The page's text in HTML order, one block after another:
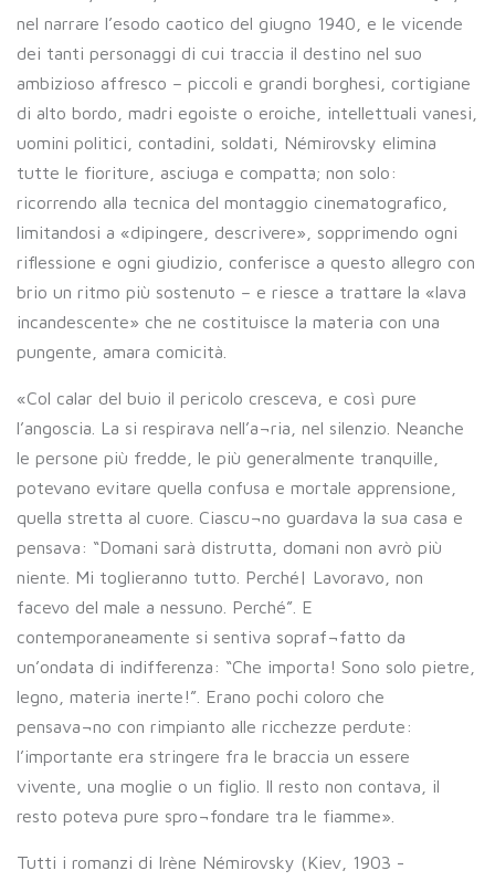
nel narrare l’esodo caotico del giugno 1940, e le vicende
dei tanti personaggi di cui traccia il destino nel suo
ambizioso affresco – piccoli e grandi borghesi, cortigiane
di alto bordo, madri egoiste o eroiche, intellettuali vanesi,
uomini politici, contadini, soldati, Némirovsky elimina
tutte le fioriture, asciuga e compatta; non solo:
ricorrendo alla tecnica del montaggio cinematografico,
limitandosi a «dipingere, descrivere», sopprimendo ogni
riflessione e ogni giudizio, conferisce a questo allegro con
brio un ritmo più sostenuto – e riesce a trattare la «lava
incandescente» che ne costituisce la materia con una
pungente, amara comicità.
«Col calar del buio il pericolo cresceva, e così pure
l’angoscia. La si respirava nell’a¬ria, nel silenzio. Neanche
le persone più fredde, le più generalmente tranquille,
potevano evitare quella confusa e mortale apprensione,
quella stretta al cuore. Ciascu¬no guardava la sua casa e
pensava: “Domani sarà distrutta, domani non avrò più
niente. Mi toglieranno tutto. Perché| Lavoravo, non
facevo del male a nessuno. Perché”. E
contemporaneamente si sentiva sopraf¬fatto da
un’ondata di indifferenza: “Che importa! Sono solo pietre,
legno, materia inerte!”. Erano pochi coloro che
pensava¬no con rimpianto alle ricchezze perdute:
l’importante era stringere fra le braccia un essere
vivente, una moglie o un figlio. Il resto non contava, il
resto poteva pure spro¬fondare tra le fiamme».
Tutti i romanzi di Irène Némirovsky (Kiev, 1903 -